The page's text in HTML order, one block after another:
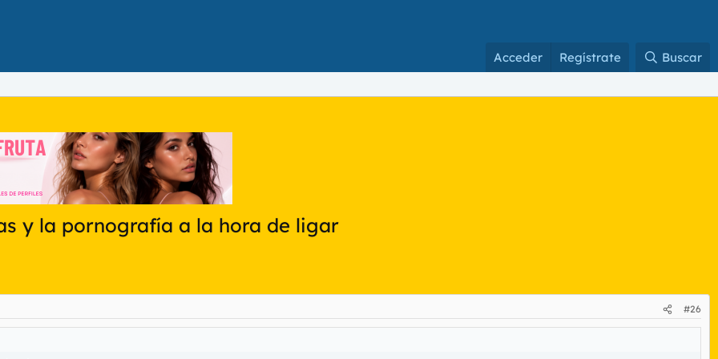
Acceder Regístrate Buscar
y la pornografía a la hora de ligar
#26